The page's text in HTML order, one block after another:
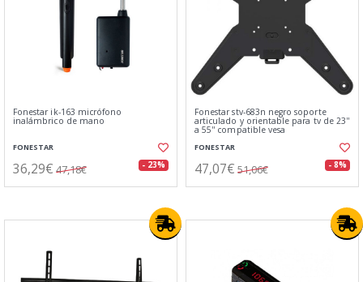
Fonestar ik-163 micrófono
inalámbrico de mano
FONESTAR
36,29€ 47,18€ - 23%
Fonestar stv-683n negro soporte
articulado y orientable para tv de 23''
a 55'' compatible vesa
FONESTAR
47,07€ 51,06€ - 8%